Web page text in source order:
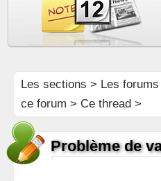
Les sections > Les
ce forum > Ce thread >
Problème de